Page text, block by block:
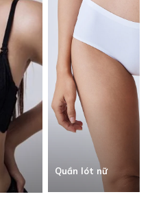
Quần lót nữ